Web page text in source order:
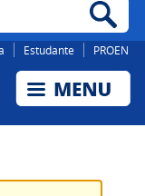
Estudante PROEN